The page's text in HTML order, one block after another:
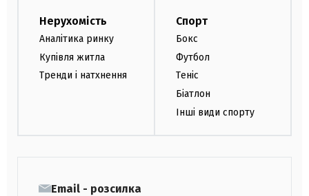
Нерухомість
Аналітика ринку
Купівля житла
Тренди і натхнення
Спорт
Бокс
Футбол
Теніс
Біатлон
Інші види спорту
Email - розсилка